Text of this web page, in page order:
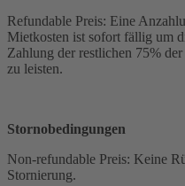
Refundable Preis: Eine
Mietkosten ist sofort fällig um
Zahlung der restlichen 75%
zu leisten.
Stornobedingungen
Non-refundable Preis: Keine
Stornierung.